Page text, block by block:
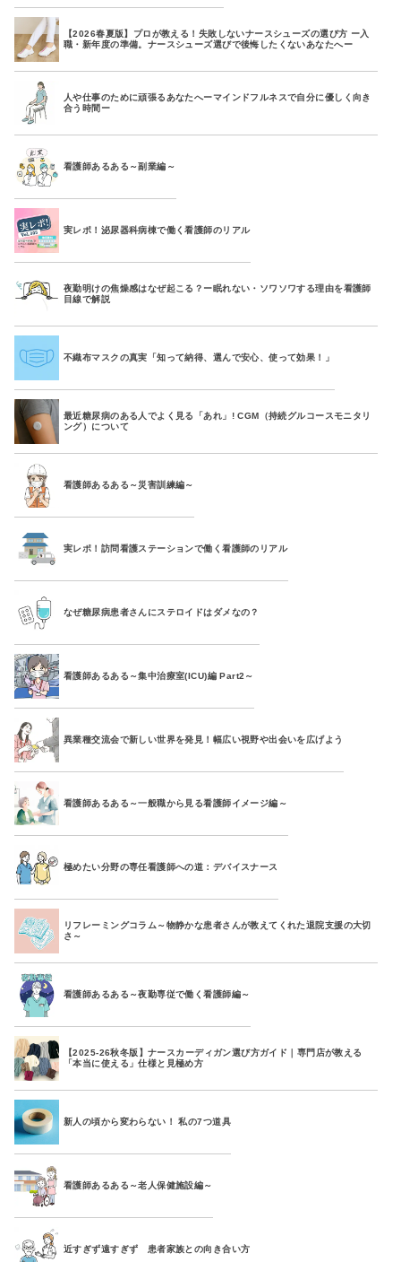
【2026春夏版】プロが教える！失敗しないナースシューズの選び方 ー入
職・新年度の準備。ナースシューズ選びで後悔したくないあなたへー
人や仕事のために頑張るあなたへーマインドフルネスで自分に優しく向き
合う時間ー
看護師あるある～副業編～
実レポ！泌尿器科病棟で働く看護師のリアル
夜勤明けの焦燥感はなぜ起こる？ー眠れない・ソワソワする理由を看護師
目線で解説
不織布マスクの真実「知って納得、選んで安心、使って効果！」
最近糖尿病のある人でよく見る「あれ」! CGM（持続グルコースモニタリ
ング）について
看護師あるある～災害訓練編～
実レポ！訪問看護ステーションで働く看護師のリアル
なぜ糖尿病患者さんにステロイドはダメなの？
看護師あるある～集中治療室(ICU)編 Part2～
異業種交流会で新しい世界を発見！幅広い視野や出会いを広げよう
看護師あるある～一般職から見る看護師イメージ編～
極めたい分野の専任看護師への道：デバイスナース
リフレーミングコラム～物静かな患者さんが教えてくれた退院支援の大切
さ～
看護師あるある～夜勤専従で働く看護師編～
【2025-26秋冬版】ナースカーディガン選び方ガイド｜専門店が教える
「本当に使える」仕様と見極め方
新人の頃から変わらない！ 私の7つ道具
看護師あるある～老人保健施設編～
近すぎず遠すぎず 患者家族との向き合い方